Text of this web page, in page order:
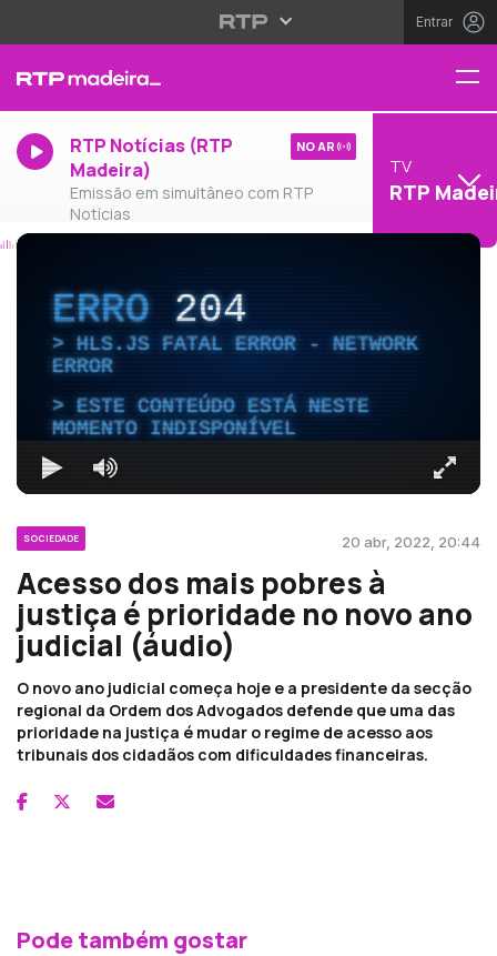
Entrar
RTP Notícias (RTP
Madeira)
Emissão em simultâneo com RTP
Notícias
NO AR
TV
RTP
ERRO204
HLS.JS FATAL ERROR - NETWORK
ERROR
ESTE CONTEÚDO ESTÁ NESTE
MOMENTO INDISPONÍVEL
SOCIEDADE 20 abr, 2022, 20:44
Acesso dos mais pobres à
justiça é prioridade no novo ano
judicial (áudio)
O novo ano judicial começa hoje e a presidente da secção
regional da Ordem dos Advogados defende que uma das
prioridade na justiça é mudar o regime de acesso aos
tribunais dos cidadãos com dificuldades financeiras.
Pode também gostar